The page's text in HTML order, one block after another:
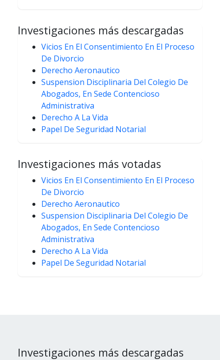
Investigaciones más descargadas
Vicios En El Consentimiento En El Proceso
De Divorcio
Derecho Aeronautico
Suspension Disciplinaria Del Colegio De
Abogados, En Sede Contencioso
Administrativa
Derecho A La Vida
Papel De Seguridad Notarial
Investigaciones más votadas
Vicios En El Consentimiento En El Proceso
De Divorcio
Derecho Aeronautico
Suspension Disciplinaria Del Colegio De
Abogados, En Sede Contencioso
Administrativa
Derecho A La Vida
Papel De Seguridad Notarial
Investigaciones más descargadas